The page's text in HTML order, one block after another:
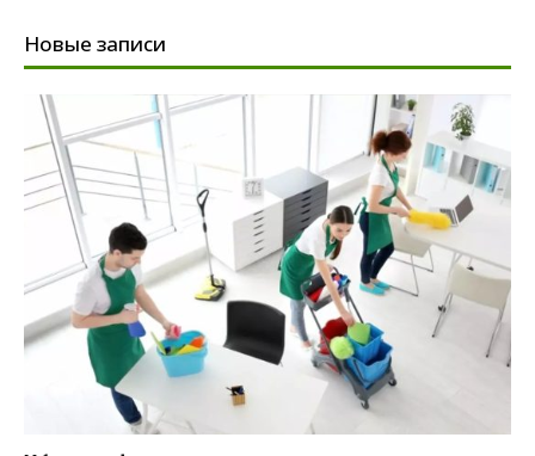
Новые записи